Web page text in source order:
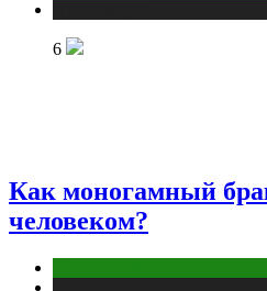
6
Как моногамный
человеком?